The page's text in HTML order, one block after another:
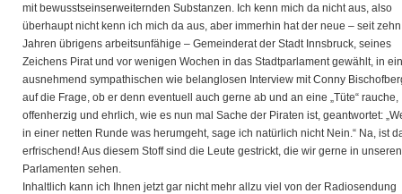
mit bewusstseinserweiternden Substanzen. Ich kenn mich da nicht aus, also
überhaupt nicht kenn ich mich da aus, aber immerhin hat der neue – seit zehn
Jahren übrigens arbeitsunfähige – Gemeinderat der Stadt Innsbruck, seines
Zeichens Pirat und vor wenigen Wochen in das Stadtparlament gewählt, in
ausnehmend sympathischen wie belanglosen Interview mit Conny
auf die Frage, ob er denn eventuell auch gerne ab und an eine „Tüte“ rauche,
offenherzig und ehrlich, wie es nun mal Sache der Piraten ist, geantwortet:
in einer netten Runde was herumgeht, sage ich natürlich nicht Nein.“ Na, ist
erfrischend! Aus diesem Stoff sind die Leute gestrickt, die wir gerne in unseren
Parlamenten sehen.
Inhaltlich kann ich Ihnen jetzt gar nicht mehr allzu viel von der Radiosendung